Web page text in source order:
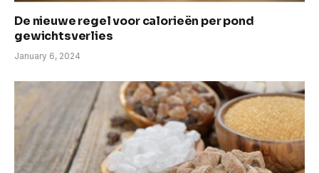
De nieuwe regel voor calorieën per pond
gewichtsverlies
January 6, 2024